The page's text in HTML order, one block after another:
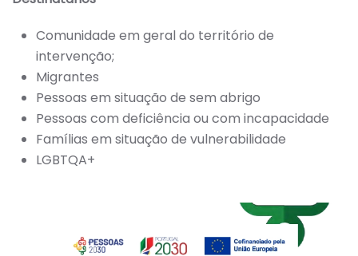
Comunidade em geral do território de
intervenção;
Migrantes
Pessoas em situação de sem abrigo
Pessoas com deficiência ou com incapacidade
Famílias em situação de vulnerabilidade
LGBTQA+